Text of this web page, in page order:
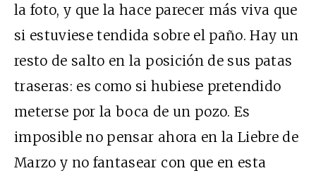
la foto, y que la hace parecer más viva que
si estuviese tendida sobre el paño. Hay un
resto de salto en la posición de sus patas
traseras: es como si hubiese pretendido
meterse por la boca de un pozo. Es
imposible no pensar ahora en la Liebre de
Marzo y no fantasear con que en esta